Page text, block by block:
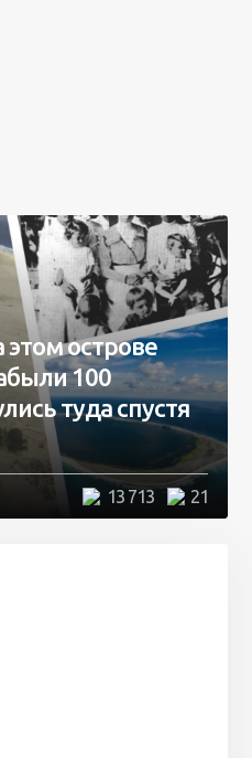
этом острове
100
туда спустя
21
13 713